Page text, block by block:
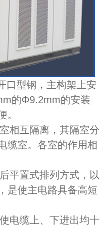
口型钢，主构架上安
的Φ9.2mm的安装
。
相互隔离，其隔室分
缆室。各室的作用相
平置式排列方式，以
是使主电路具备高短
电缆上、下进出均十